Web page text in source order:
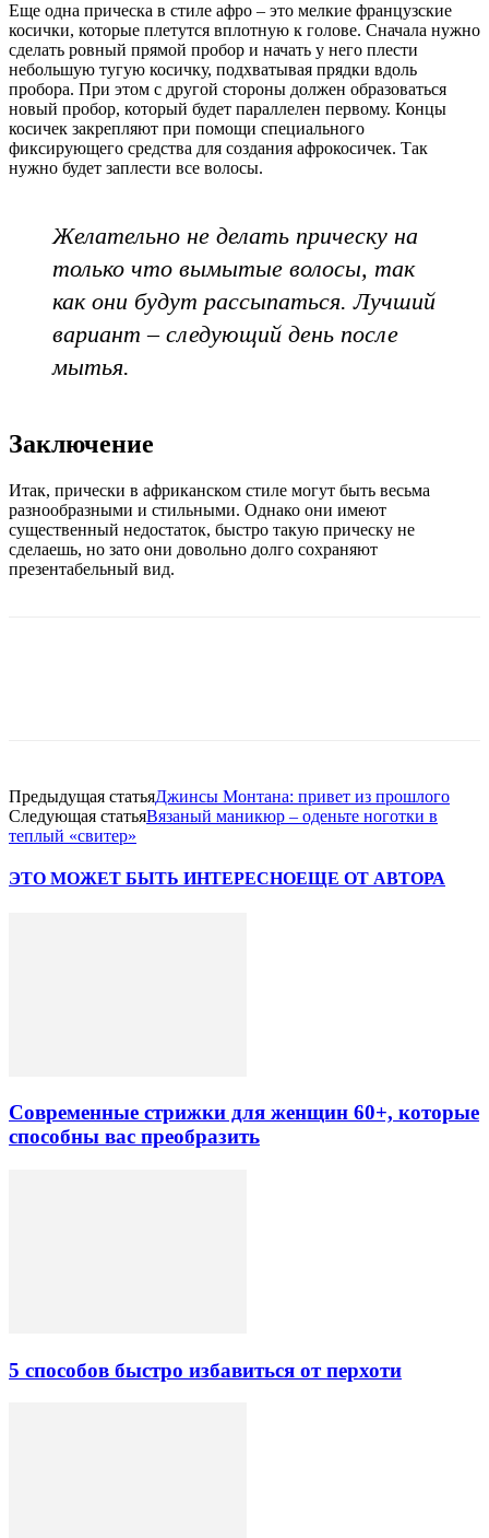
Еще одна прическа в стиле афро – это мелкие французские
косички, которые плетутся вплотную к голове. Сначала нужно
сделать ровный прямой пробор и начать у него плести
небольшую тугую косичку, подхватывая прядки вдоль
пробора. При этом с другой стороны должен образоваться
новый пробор, который будет параллелен первому. Концы
косичек закрепляют при помощи специального
фиксирующего средства для создания афрокосичек. Так
нужно будет заплести все волосы.
Желательно не делать прическу на
только что вымытые волосы, так
как они будут рассыпаться. Лучший
вариант – следующий день после
мытья.
Заключение
Итак, прически в африканском стиле могут быть весьма
разнообразными и стильными. Однако они имеют
существенный недостаток, быстро такую прическу не
сделаешь, но зато они довольно долго сохраняют
презентабельный вид.
Предыдущая статьяДжинсы Монтана: привет из прошлого
Следующая статьяВязаный маникюр – оденьте ноготки в
теплый «свитер»
ЭТО МОЖЕТ БЫТЬ ИНТЕРЕСНОЕЩЕ ОТ АВТОРА
Современные стрижки для женщин 60+, которые
способны вас преобразить
5 способов быстро избавиться от перхоти